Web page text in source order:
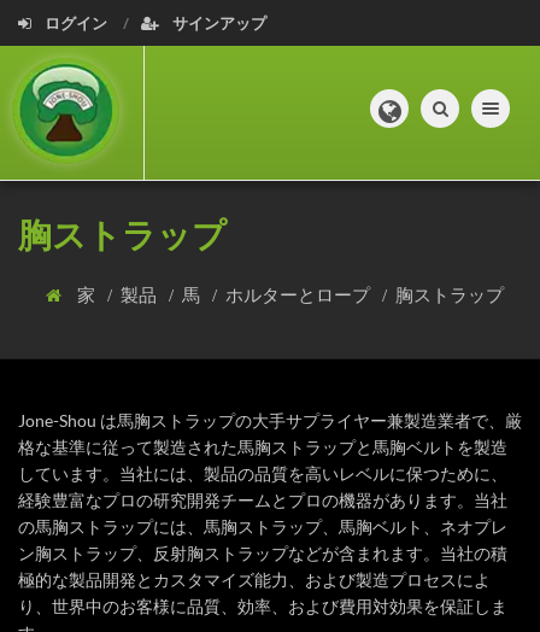
ログイン サインアップ
Toggle
胸ストラップ
家 製品 馬 ホルターとロープ 胸ストラップ
Jone-Shou は馬胸ストラップの大手サプライヤー兼製造業者で、厳
格な基準に従って製造された馬胸ストラップと馬胸ベルトを製造
しています。当社には、製品の品質を高いレベルに保つために、
経験豊富なプロの研究開発チームとプロの機器があります。当社
の馬胸ストラップには、馬胸ストラップ、馬胸ベルト、ネオプレ
ン胸ストラップ、反射胸ストラップなどが含まれます。当社の積
極的な製品開発とカスタマイズ能力、および製造プロセスによ
り、世界中のお客様に品質、効率、および費用対効果を保証しま